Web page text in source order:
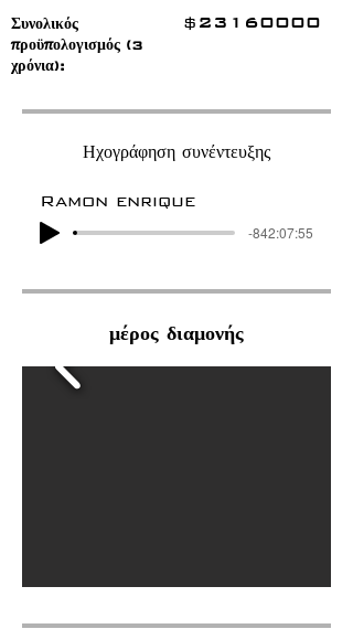
Συνολικός
προϋπολογισμός (3
χρόνια):
23160000
$
Ηχογράφηση συνέντευξης
Ramon enrique
-842:07:55
μέρος διαμονής